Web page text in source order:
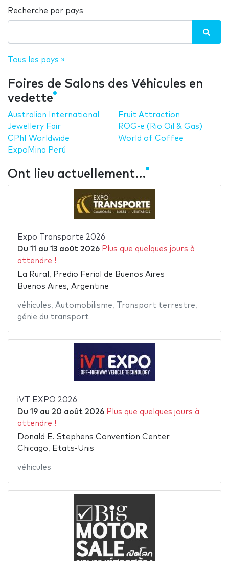
Recherche par pays
Tous les pays »
Foires de Salons des Véhicules en
vedette
Australian International
Jewellery Fair
CPhI Worldwide
ExpoMina Perú
Fruit Attraction
ROG-e (Rio Oil & Gas)
World of Coffee
Ont lieu actuellement…
Expo Transporte 2026
Du 11 au 13 août 2026 Plus que quelques jours à
attendre !
La Rural, Predio Ferial de Buenos Aires
Buenos Aires, Argentine
véhicules, Automobilisme, Transport terrestre,
génie du transport
iVT EXPO 2026
Du 19au 20 août 2026 Plus que quelques jours à
attendre !
Donald E. Stephens Convention Center
Chicago, Etats-Unis
véhicules